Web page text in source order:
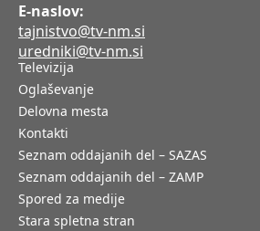
E-naslov:
tajnistvo@tv-nm.si
uredniki@tv-nm.si
Televizija
Oglaševanje
Delovna mesta
Kontakti
Seznam oddajanih del – SAZAS
Seznam oddajanih del – ZAMP
Spored za medije
Stara spletna stran